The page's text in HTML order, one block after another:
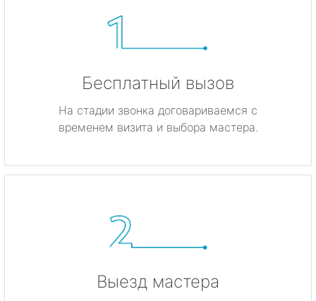
Бесплатный вызов
На стадии звонка договариваемся с
временем визита и выбора мастера.
Выезд мастера